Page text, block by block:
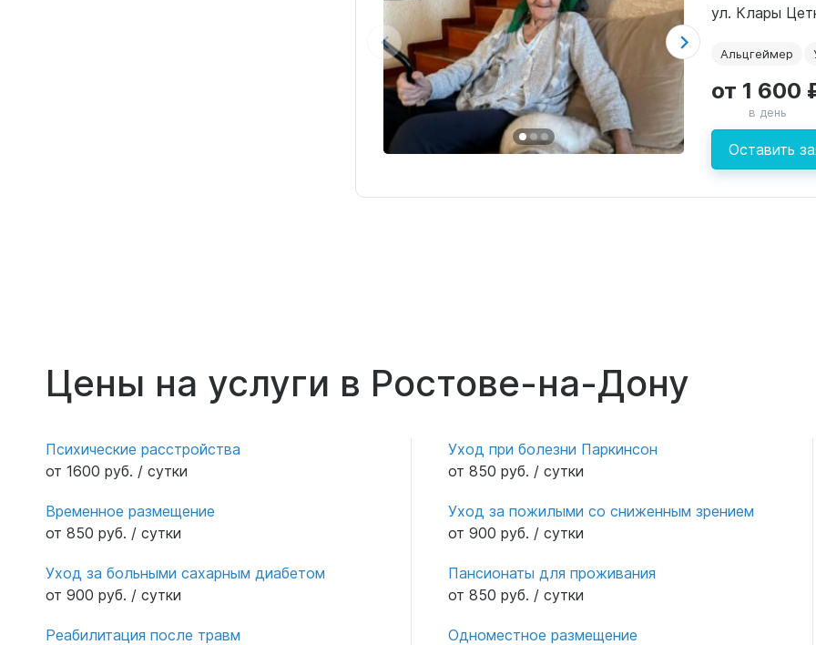
ул. Клары
Альцгеймер
Оставить
от 1 600
в день
Цены на услуги в Ростове-на-Дону
Психические расстройства
от 1600 руб. / сутки
Временное размещение
от 850 руб. / сутки
Уход за больными сахарным диабетом
от 900 руб. / сутки
Реабилитация после травм
Уход при болезни Паркинсон
от 850 руб. / сутки
Уход за пожилыми со сниженным зрением
от 900 руб. / сутки
Пансионаты для проживания
от 850 руб. / сутки
Одноместное размещение